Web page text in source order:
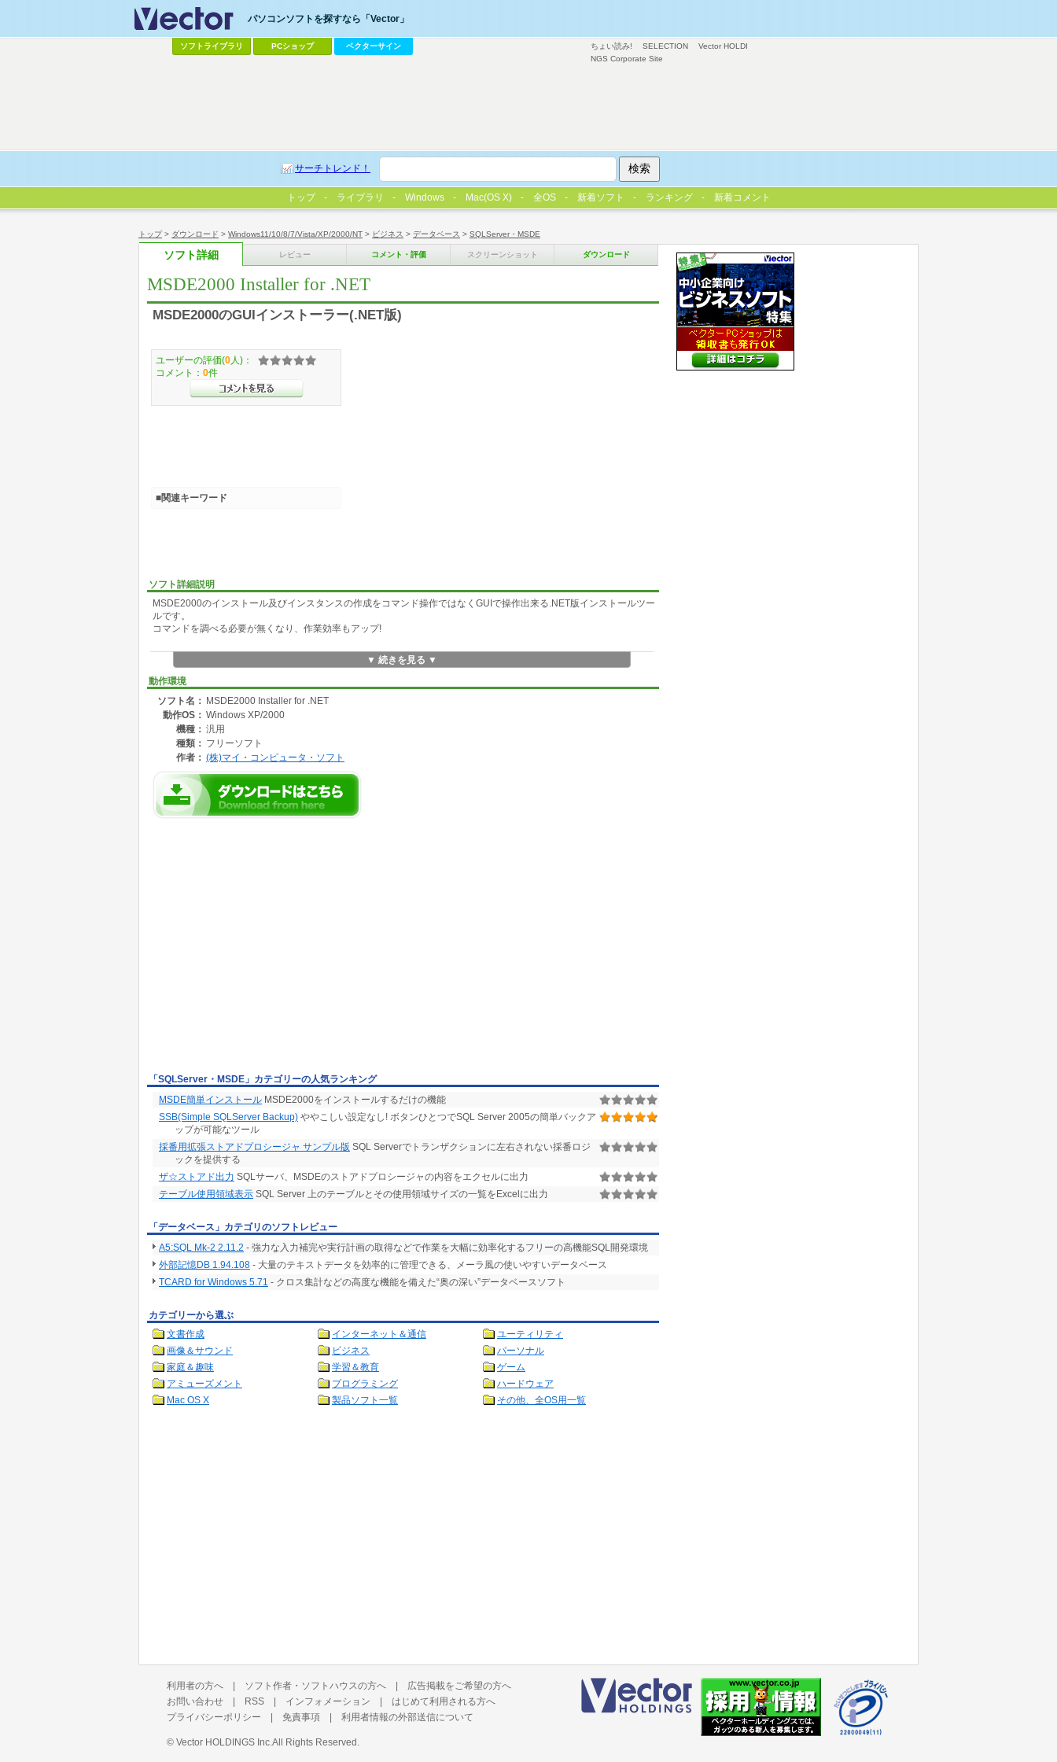
トップ> ダウンロード > Windows11/10/8/7/Vista/XP/2000/NT > ビジネス > データベース > SQLServer・MSDE
ソフト詳細 レビュー コメント・評価 スクリーンショット ダウンロード
MSDE2000 Installer for .NET
MSDE2000のGUIインストーラー(.NET版)
ソフト詳細説明
MSDE2000のインストール及びインスタンスの作成をコマンド操作ではなくGUIで操作出来る.NET版インストールツー
ルです。
コマンドを調べる必要が無くなり、作業効率もアップ!
▼ 続きを見る ▼
動作環境
ソフト名： MSDE2000 Installer for .NET
動作OS： Windows XP/2000
機種： 汎用
種類： フリーソフト
作者： (株)マイ・コンピュータ・ソフト
ユーザーの評価(0 人)：
コメント： 0件
■関連キーワード
「SQLServer・MSDE」カテゴリーの人気ランキング
MSDE簡単インストール MSDE2000をインストールするだけの機能
SSB(Simple SQLServer Backup) ややこしい設定なし! ボタンひとつでSQL Server 2005の簡単バックア
ップが可能なツール
採番用拡張ストアドプロシージャ サンプル版 SQL Serverでトランザクションに左右されない採番ロジ
ックを提供する
ザ☆ストアド出力 SQLサーバ、MSDEのストアドプロシージャの内容をエクセルに出力
テーブル使用領域表示 SQL Server 上のテーブルとその使用領域サイズの一覧をExcelに出力
「データベース」カテゴリのソフトレビュー
A5:SQL Mk-2 2.11.2 - 強力な入力補完や実行計画の取得などで作業を大幅に効率化するフリーの高機能SQL開発環境
外部記憶DB 1.94.108 - 大量のテキストデータを効率的に管理できる、メーラ風の使いやすいデータベース
TCARD for Windows 5.71 - クロス集計などの高度な機能を備えた“奥の深い”データベースソフト
カテゴリーから選ぶ
文書作成
インターネット＆通信
ユーティリティ
画像＆サウンド
ビジネス
パーソナル
家庭＆趣味
学習＆教育
ゲーム
アミューズメント
プログラミング
ハードウェア
Mac OS X
製品ソフト一覧 その他、全OS用一覧
ちょい読み! SELECTION
Vector HOLDI
NGS Corporate Site
パソコンソフトを探すなら「Vector」
ソフトライブラリ PCショップ ベクターサイン
サーチトレンド！
トップ ライブラリ Windows Mac(OS X) 全OS 新着ソフト ランキング 新着コメント
利用者の方へ | ソフト作者・ソフトハウスの方へ | 広告掲載をご希望の方へ
お問い合わせ | RSS | インフォメーション | はじめて利用される方へ
プライバシーポリシー | 免責事項 | 利用者情報の外部送信について
© Vector HOLDINGS Inc. All Rights Reserved.